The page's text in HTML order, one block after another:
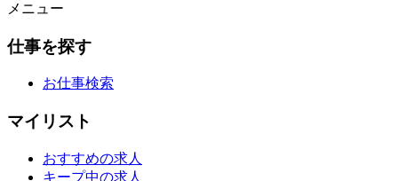
メニュー
仕事を探す
お仕事検索
マイリスト
おすすめの求人
キープ中の求人